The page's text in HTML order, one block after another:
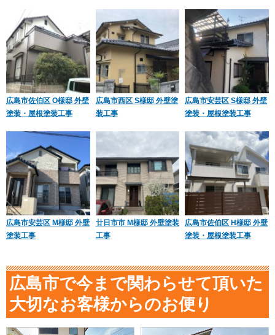
広島市佐伯区 O様邸 外壁
塗装・屋根塗装工事
広島市西区 S様邸 外壁塗
装工事
広島市安芸区 S様邸 外壁
塗装・屋根塗装工事
広島市安芸区 M様邸 外壁
塗装工事
廿日市市 M様邸 外壁塗装
工事
広島市佐伯区 H様邸 外壁
塗装・屋根塗装工事
広島市で今まで関わらせて頂いた
大切なお客様からのお便り